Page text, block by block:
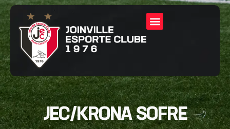
JEC/KRONA SOFRE